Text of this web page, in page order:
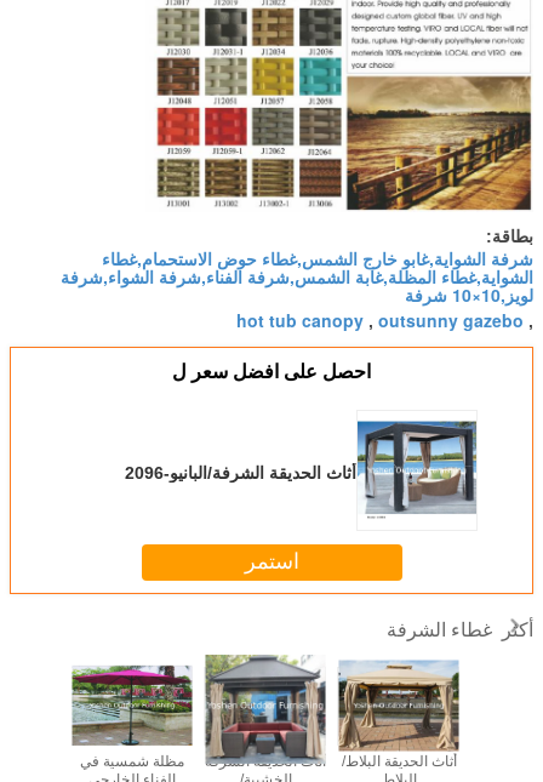
بطاقة:
شرفة الشواية,غابو خارج الشمس,غطاء حوض الاستحمام,غطاء
الشواية,غطاء المظلة,غابة الشمس,شرفة الفناء,شرفة الشواء,شرفة
لويز,10×10 شرفة
,
outsunny gazebo
,
hot tub canopy
احصل على افضل سعر ل
أثاث الحديقة الشرفة/البانيو-2096
استمر
أكثر غطاء الشرفة
مظلة شمسية في
أثاث الحديقة الشرفة
أثاث الحديقة البلاط/